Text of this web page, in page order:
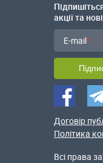
акції та
E-mail
Договір
Політика
Всі права